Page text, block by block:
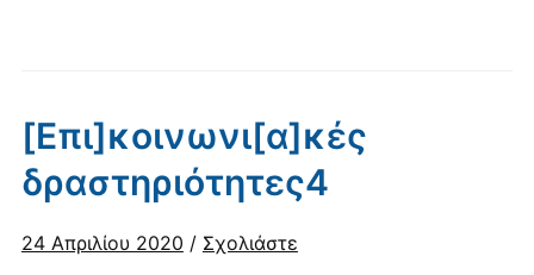
[Επι]κοινωνι[α]κές
δραστηριότητες4
24 Απριλίου 2020 / Σχολιάστε